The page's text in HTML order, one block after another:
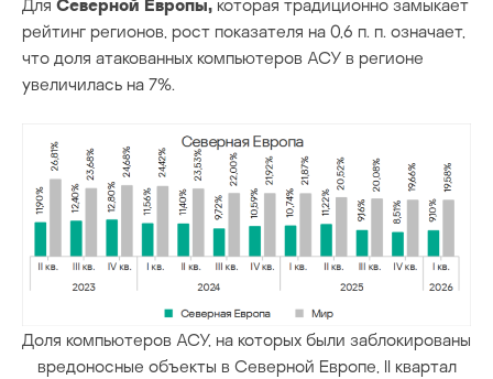
Для Северной Европы, которая традиционно замыкает
рейтинг регионов, рост показателя на 0,6 п. п. означает,
что доля атакованных компьютеров АСУ в регионе
увеличилась на 7%.
Доля компьютеров АСУ, на которых были заблокированы
вредоносные объекты в Северной Европе, II квартал